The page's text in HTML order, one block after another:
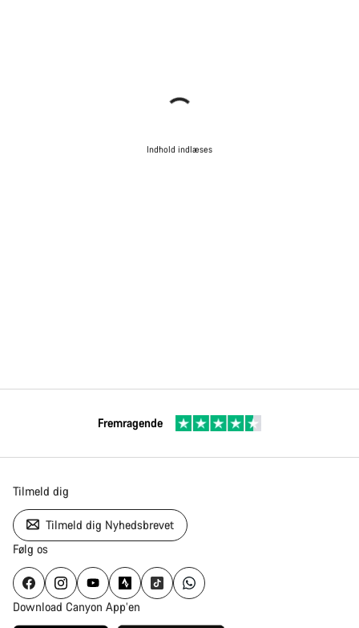
Indhold indlæses
Fremragende
Tilmeld dig
Tilmeld dig Nyhedsbrevet
Følg os
Download Canyon App’en